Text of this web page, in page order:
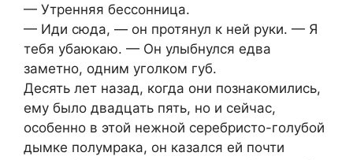
— Утренняя бессонница.
— Иди сюда, — он протянул к ней руки. — Я
тебя убаюкаю. — Он улыбнулся едва
заметно, одним уголком губ.
Десять лет назад, когда они познакомились,
ему было двадцать пять, но и сейчас,
особенно в этой нежной серебристо-голубой
дымке полумрака, он казался ей почти